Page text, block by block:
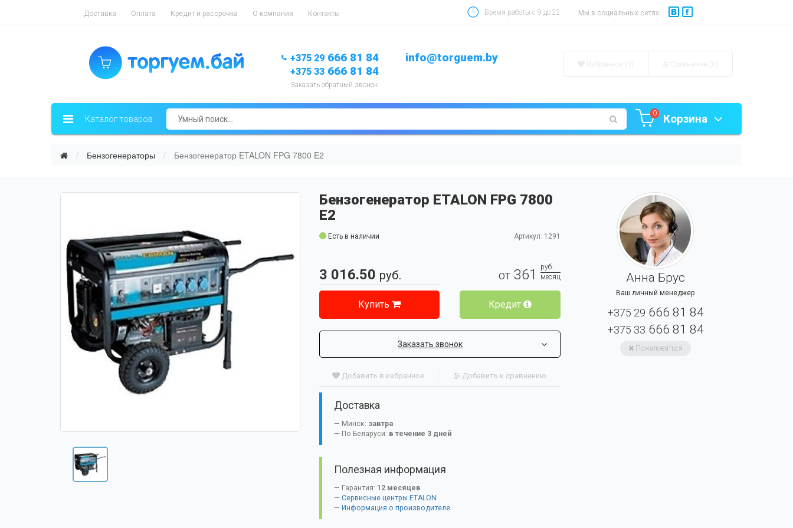
Доставка Оплата Кредит и рассрочка О компании Контакты Время работы с 9 до 22 Мы в социальных сетях:
+375 29 666 81 84
+375 33 666 81 84
Заказать обратный звонок
info@torguem.by
Каталог товаров
0 Корзина
Бензогенераторы Бензогенератор ETALON FPG 7800 E2
Бензогенератор ETALON FPG 7800
E2
Есть в наличии Артикул: 1291
3 016.50 руб. от 361
руб.
месяц
Купить Кредит
Заказать звонок
Добавить в избранное Добавить к сравнению
Доставка
Минск: завтра
По Беларуси: в течение 3 дней
Полезная информация
Гарантия: 12 месяцев
Сервисные центры ETALON
Информация о производителе
Анна Брус
Ваш личный менеджер
+375 29 666 81 84
+375 33 666 81 84
Пожаловаться